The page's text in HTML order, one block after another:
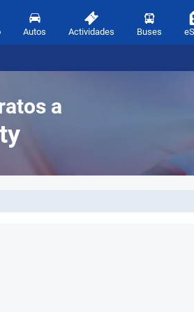
Autos Actividades Buses
a